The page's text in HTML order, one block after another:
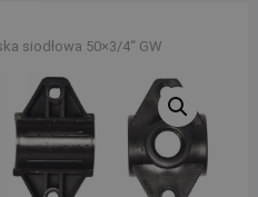
siodłowa 50×3/4“ GW